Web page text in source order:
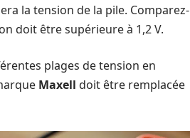
la tension de la pile. Comparez-
doit être supérieure à 1,2 V.
plages de tension en
Maxell doit être remplacée